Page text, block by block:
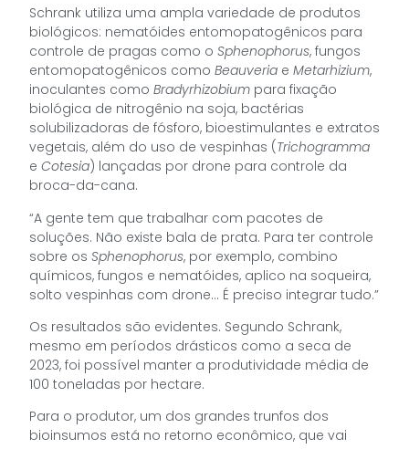
Schrank utiliza uma ampla variedade de produtos
biológicos: nematóides entomopatogênicos para
controle de pragas como o Sphenophorus, fungos
entomopatogênicos como Beauveria e Metarhizium,
inoculantes como Bradyrhizobium para fixação
biológica de nitrogênio na soja, bactérias
solubilizadoras de fósforo, bioestimulantes e extratos
vegetais, além do uso de vespinhas (Trichogramma
e Cotesia) lançadas por drone para controle da
broca-da-cana.
“A gente tem que trabalhar com pacotes de
soluções. Não existe bala de prata. Para ter controle
sobre os Sphenophorus, por exemplo, combino
químicos, fungos e nematóides, aplico na soqueira,
solto vespinhas com drone… É preciso integrar tudo.”
Os resultados são evidentes. Segundo Schrank,
mesmo em períodos drásticos como a seca de
2023, foi possível manter a produtividade média de
100 toneladas por hectare.
Para o produtor, um dos grandes trunfos dos
bioinsumos está no retorno econômico, que vai